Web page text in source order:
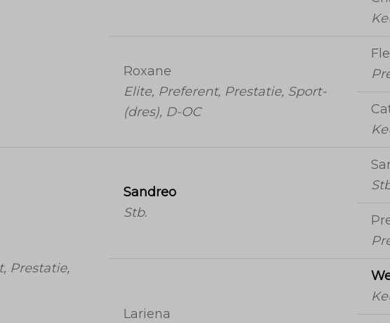
Roxane
Elite, Preferent, Prestatie, Sport-
(dres), D-OC
Prestatie,
Sandreo
Stb.
Lariena